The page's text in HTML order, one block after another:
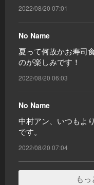
2022/08/20 07:01
No Name
夏って何故かお寿司
のが楽しみです！
2022/08/20 06:03
No Name
中村アン、いつもよ
です。
2022/08/20 07:04
もっ